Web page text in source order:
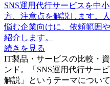
SNS運用代行サービスを中
方、注意点を解説します。
悩む企業向けに、依頼範囲
紹介します。
続きを見る
IT製品・サービスの比較・
ンド。「 SNS運用代行サー
解説 」というテーマについ